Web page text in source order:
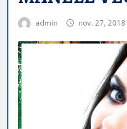
admin nov. 27, 2018